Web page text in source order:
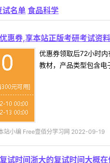
试名单 食品科学
惠券,享本站正版考研考试资
优惠券领取后72小时
教材，产品类型包含电
站小编 Free壹佰分学习网 2022-09-19
试时间浙大的复试时间大概